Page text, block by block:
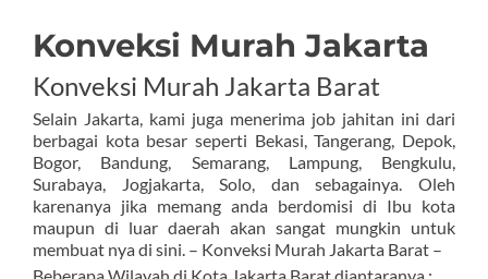
Konveksi Murah Jakarta
Konveksi Murah Jakarta Barat
Selain Jakarta, kami juga menerima job jahitan ini dari
berbagai kota besar seperti Bekasi, Tangerang, Depok,
Bogor, Bandung, Semarang, Lampung, Bengkulu,
Surabaya, Jogjakarta, Solo, dan sebagainya. Oleh
karenanya jika memang anda berdomisi di Ibu kota
maupun di luar daerah akan sangat mungkin untuk
membuat nya di sini. – Konveksi Murah Jakarta Barat –